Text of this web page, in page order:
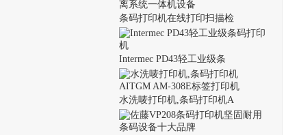
条码打印机在线打印扫描检
Intermec PD43轻工业级条
水洗唛打印机,条码打印机A